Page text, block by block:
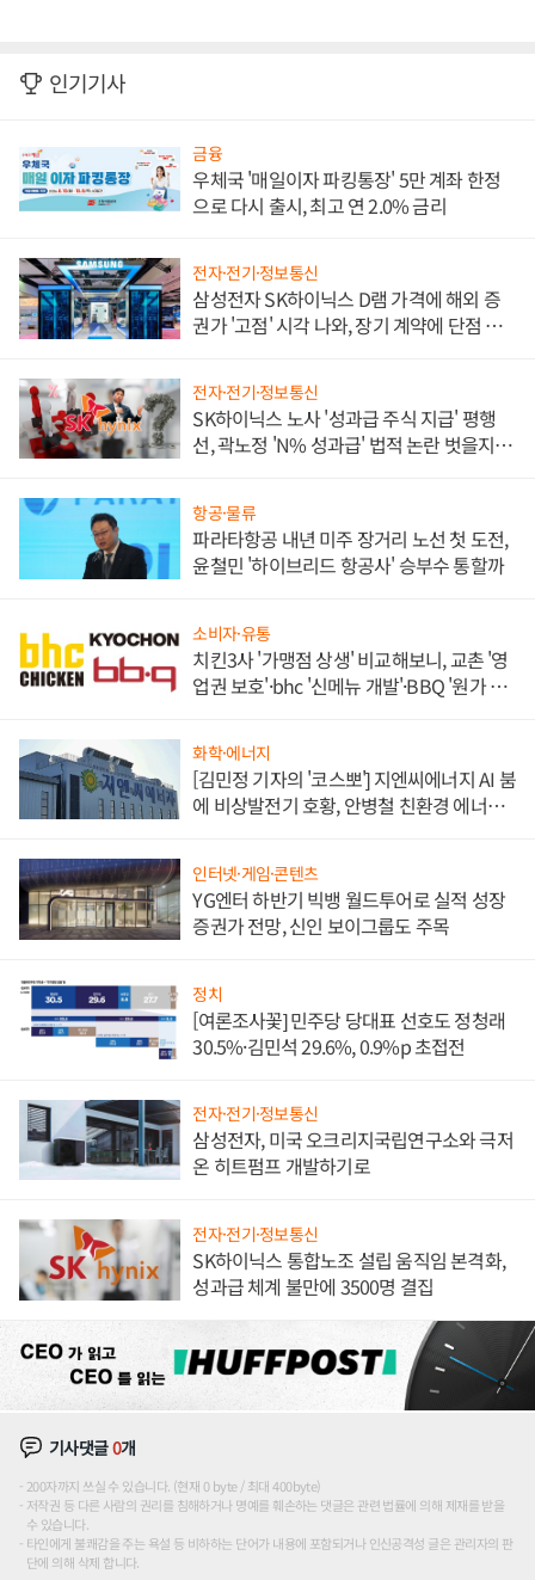
인기기사
금융
우체국 '매일이자 파킹통장' 5만 계좌 한정
으로 다시 출시, 최고 연 2.0% 금리
전자·전기·정보통신
삼성전자 SK하이닉스 D램 가격에 해외 증
권가 '고점' 시각 나와, 장기 계약에 단점 부
전자·전기·정보통신
SK하이닉스 노사 '성과급 주식 지급' 평행
선, 곽노정 'N% 성과급' 법적 논란 벗을지 주
항공·물류
파라타항공 내년 미주 장거리 노선 첫 도전,
윤철민 '하이브리드 항공사' 승부수 통할까
소비자·유통
치킨3사 '가맹점 상생' 비교해보니, 교촌 '영
업권 보호'·bhc '신메뉴 개발'·BBQ '원가 부
화학·에너지
[김민정 기자의 '코스뽀'] 지엔씨에너지 AI 붐
에 비상발전기 호황, 안병철 친환경 에너지
인터넷·게임·콘텐츠
YG엔터 하반기 빅뱅 월드투어로 실적 성장
증권가 전망, 신인 보이그룹도 주목
정치
[여론조사꽃] 민주당 당대표 선호도 정청래
30.5%·김민석 29.6%, 0.9%p 초접전
전자·전기·정보통신
삼성전자, 미국 오크리지국립연구소와 극저
온 히트펌프 개발하기로
전자·전기·정보통신
SK하이닉스 통합노조 설립 움직임 본격화,
성과급 체계 불만에 3500명 결집
기사댓글0개
200자까지 쓰실 수 있습니다. (현재 0 byte / 최대 400byte)
저작권 등 다른 사람의 권리를 침해하거나 명예를 훼손하는 댓글은 관련 법률에 의해 제재를 받을
수 있습니다.
타인에게 불쾌감을 주는 욕설 등 비하하는 단어가 내용에 포함되거나 인신공격성 글은 관리자의 판
단에 의해 삭제 합니다.